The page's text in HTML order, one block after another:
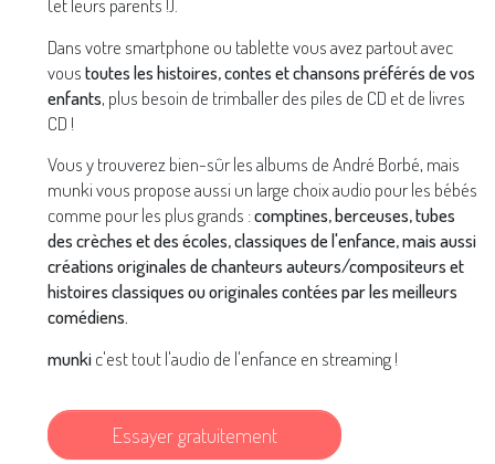
Dans votre smartphone ou tablette vous avez partout avec
voustoutes les histoires, contes et chansons préférés de vos
enfants, plus besoin de trimballer des piles de CD et de livres
CD !
Vous y trouverez bien-sûr les albums de André Borbé, mais
munki vous propose aussi un large choix audio pour les bébés
comme pour les plus grands :comptines, berceuses, tubes
des crèches et des écoles, classiques de l'enfance, mais aussi
créations originales de chanteurs auteurs/compositeurs et
histoires classiques ou originales contées par les meilleurs
comédiens.
munkic'est tout l'audio de l'enfance en streaming !
Essayer gratuitement